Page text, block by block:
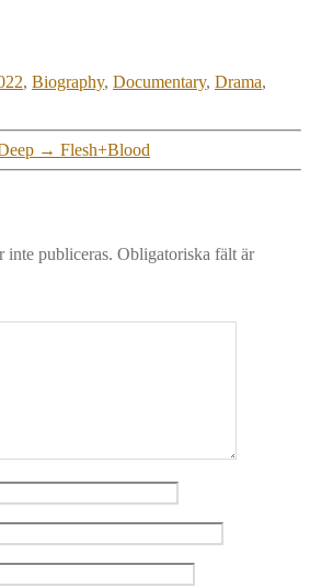
, Biography, Documentary, Drama,
→ Flesh+Blood
inte publiceras. Obligatoriska fält är